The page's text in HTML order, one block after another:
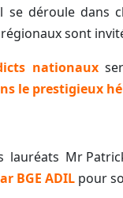
se déroule dans
sont
nationaux
le prestigieux
lauréats Mr
BGE ADIL pour